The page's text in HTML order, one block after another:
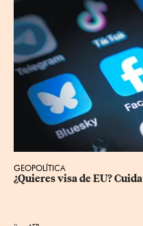
GEOPOLÍTICA
¿Quieres visa de EU?